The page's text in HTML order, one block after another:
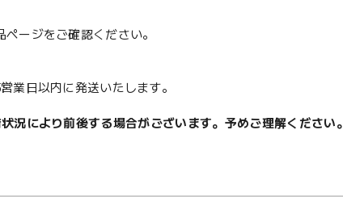
ページをご確認ください。
業日以内に発送いたします。
況により前後する場合がございます。予めご理解ください。